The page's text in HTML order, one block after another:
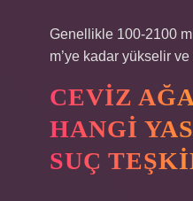
Genellikle 100-2100 m
m’ye kadar yükselir ve
CEVIZ
HANGI
SUÇ